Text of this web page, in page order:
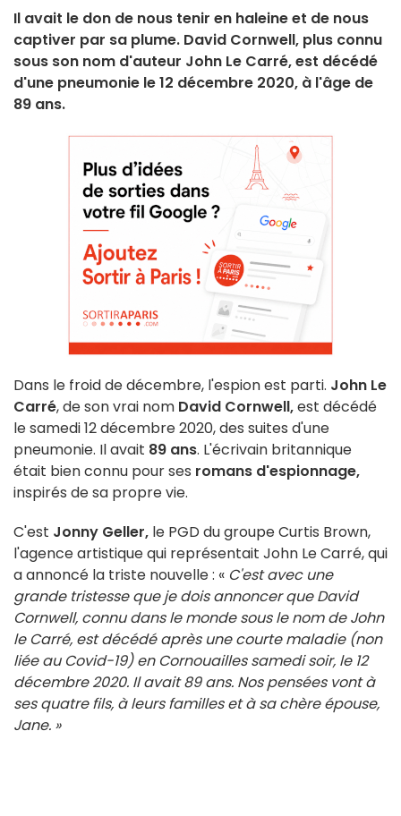
Il avait le don de nous tenir en haleine et de nous
captiver par sa plume. David Cornwell, plus connu
sous son nom d'auteur John Le Carré, est décédé
d'une pneumonie le 12 décembre 2020, à l'âge de
89 ans.
Dans le froid de décembre, l'espion est parti. John Le
Carré, de son vrai nom David Cornwell,est décédé
le samedi 12 décembre 2020, des suites d'une
pneumonie. Il avait 89 ans. L'écrivain britannique
était bien connu pour ses romans d'espionnage,
inspirés de sa propre vie.
C'est Jonny Geller, le PGD du groupe Curtis Brown,
l'agence artistique qui représentait John Le Carré, qui
a annoncé la triste nouvelle : « C'est avec une
grande tristesse que je dois annoncer que David
Cornwell, connu dans le monde sous le nom de John
le Carré, est décédé après une courte maladie (non
liée au Covid-19) en Cornouailles samedi soir, le 12
décembre 2020. Il avait 89 ans. Nos pensées vont à
ses quatre fils, à leurs familles et à sa chère épouse,
Jane. »